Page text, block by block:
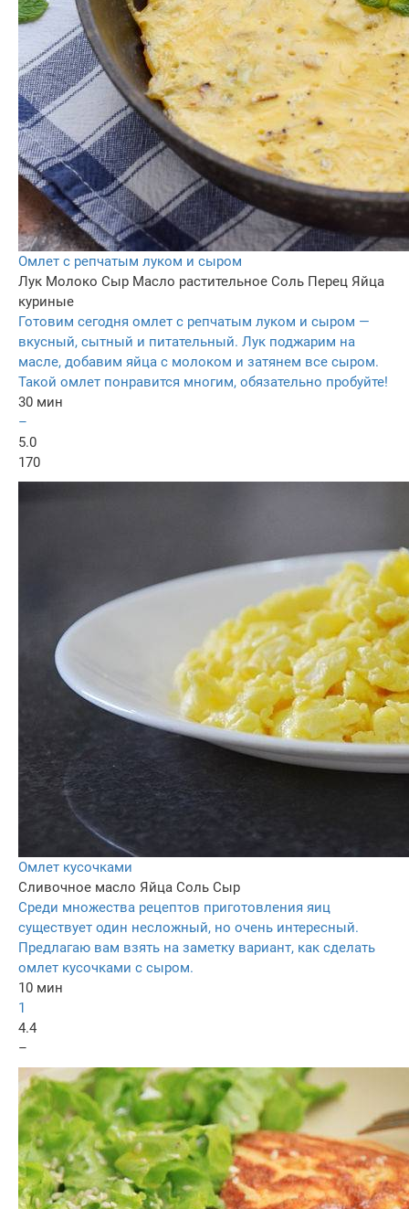
Омлет с репчатым луком и сыром
Лук Молоко Сыр Масло растительное Соль Перец Яйца
куриные
Готовим сегодня омлет с репчатым луком и сыром —
вкусный, сытный и питательный. Лук поджарим на
масле, добавим яйца с молоком и затянем все сыром.
Такой омлет понравится многим, обязательно пробуйте!
30 мин
–
5.0
170
Омлет кусочками
Сливочное масло Яйца Соль Сыр
Среди множества рецептов приготовления яиц
существует один несложный, но очень интересный.
Предлагаю вам взять на заметку вариант, как сделать
омлет кусочками с сыром.
10 мин
1
4.4
–